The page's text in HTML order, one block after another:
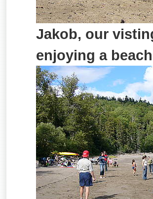
Jakob, our
enjoying a